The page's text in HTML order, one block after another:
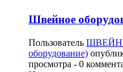
Швейное
Пользователь
оборудование)
просмотра - 0